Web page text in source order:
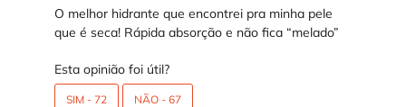
O melhor hidrante que encontrei pra minha pele
que é seca! Rápida absorção e não fica “melado”
Esta opinião foi útil?
SIM - 72 NÃO - 67